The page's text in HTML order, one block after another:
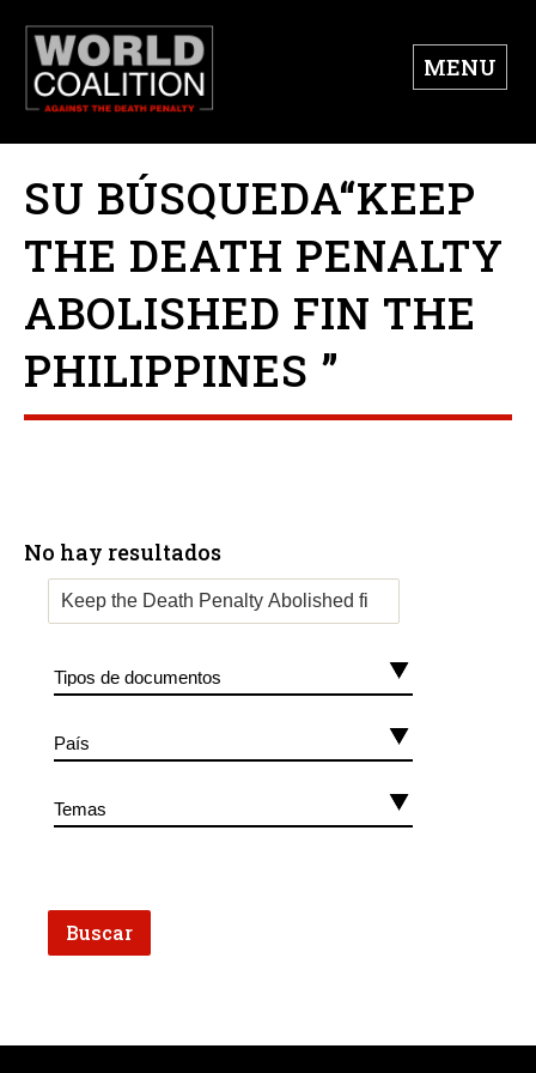
MENU
SU BÚSQUEDA“KEEP
THE DEATH PENALTY
ABOLISHED FIN THE
PHILIPPINES ”
No hay resultados